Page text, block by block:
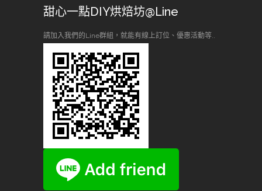
甜心一點DIY烘焙坊@Line
請加入我們的Line群組，就能有線上訂位、優惠活動等..